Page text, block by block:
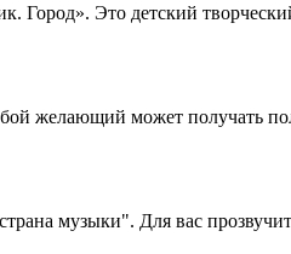
Город». Это детский
желающий может получать
музыки". Для вас